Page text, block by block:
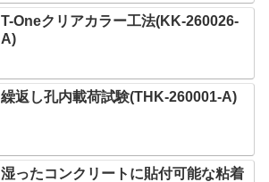
T-Oneクリアカラー工法(KK-260026-
A)
繰返し孔内載荷試験(THK-260001-A)
湿ったコンクリートに貼付可能な粘着